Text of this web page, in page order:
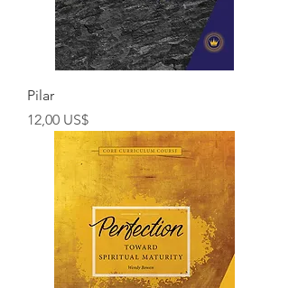
Pilar
Preço
12,00 US$